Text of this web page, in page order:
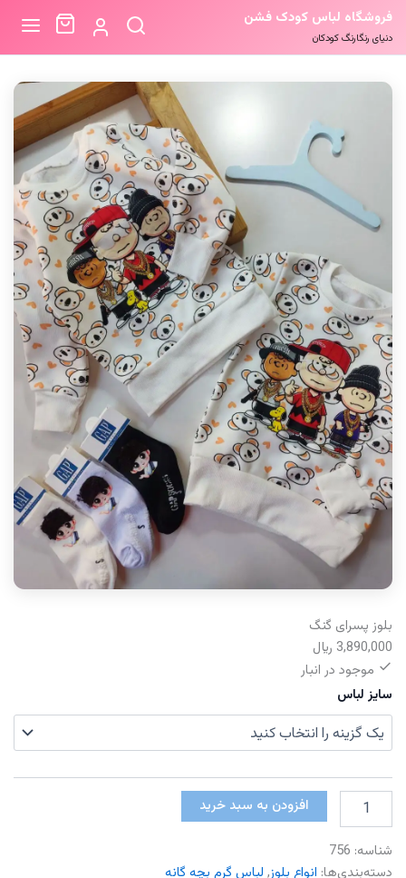
فروشگاه لباس کودک فشن
دنیای رنگارنگ کودکان
بلوز پسرای گنگ
3,890,000 ﷼
موجود در انبار
سایز لباس
پسرای
عدد
افزودن به سبد خرید
شناسه: 756
دسته‌بندی‌ها: انواع بلوز, لباس گرم بچه گانه